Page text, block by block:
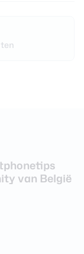
van België